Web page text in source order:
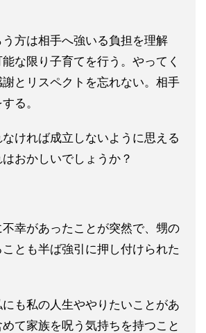
方は相手へ強いる負担を理解
能な限り子育てを行う。やってく
とリスペクトを忘れない。相手
る。
ければ成立しないように思える
おかしいでしょうか？
幸があったことが突然で、甥の
とも半ば強引に押し付けられた
も私の人生ややりたいことがあ
て家族を呪う気持ちを持つこと